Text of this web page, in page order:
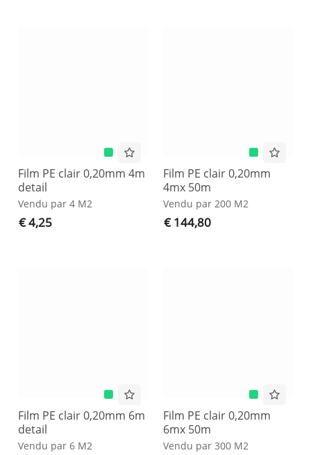
Film PE clair 0,20mm 4m
detail
Vendu par 4 M2
€ 4,25
Film PE clair 0,20mm
4mx 50m
Vendu par 200 M2
€ 144,80
Film PE clair 0,20mm 6m
detail
Vendu par 6 M2
Film PE clair 0,20mm
6mx 50m
Vendu par 300 M2